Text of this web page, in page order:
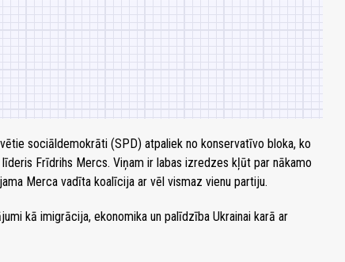
sociāldemokrāti (SPD) atpaliek no konservatīvo bloka, ko
Frīdrihs Mercs. Viņam ir labas izredzes kļūt par nākamo
Merca vadīta koalīcija ar vēl vismaz vienu partiju.
kā imigrācija, ekonomika un palīdzība Ukrainai karā ar